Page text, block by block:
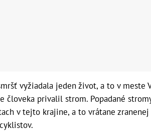
vyžiadala jeden život, a to v meste
človeka privalil strom. Popadané
v tejto krajine, a to vrátane zranenej